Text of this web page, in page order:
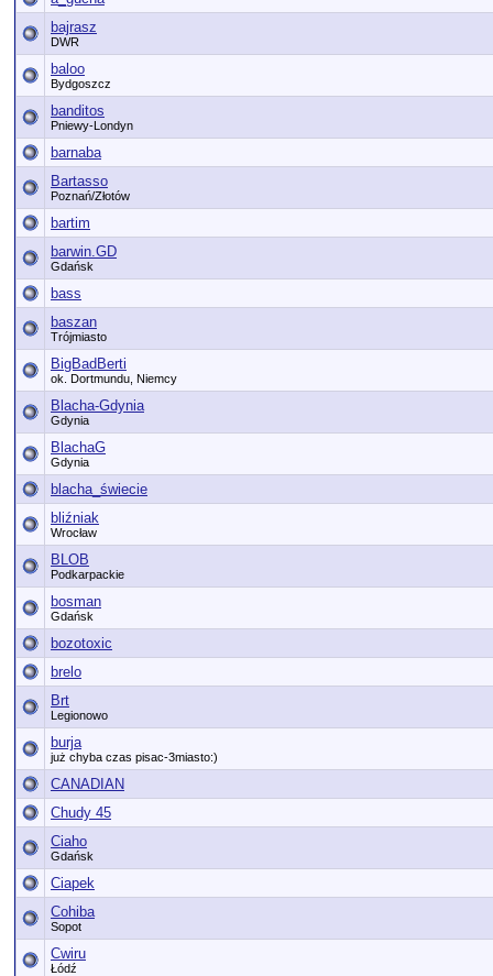
bajrasz
DWR
baloo
Bydgoszcz
banditos
Pniewy-Londyn
barnaba
Bartasso
Poznań/Złotów
bartim
barwin.GD
Gdańsk
bass
baszan
Trójmiasto
BigBadBerti
ok. Dortmundu, Niemcy
Blacha-Gdynia
Gdynia
BlachaG
Gdynia
blacha_świecie
bliźniak
Wrocław
BLOB
Podkarpackie
bosman
Gdańsk
bozotoxic
brelo
Brt
Legionowo
burja
już chyba czas pisac-3miasto:)
CANADIAN
Chudy 45
Ciaho
Gdańsk
Ciapek
Cohiba
Sopot
Cwiru
Łódź